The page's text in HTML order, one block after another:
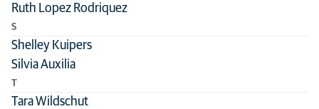
Ruth Lopez Rodriquez
S
Shelley Kuipers
Silvia Auxilia
T
Tara Wildschut